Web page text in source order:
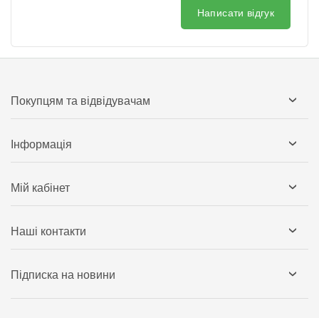
Написати відгук
Покупцям та відвідувачам
Інформація
Мій кабінет
Наші контакти
Підписка на новини